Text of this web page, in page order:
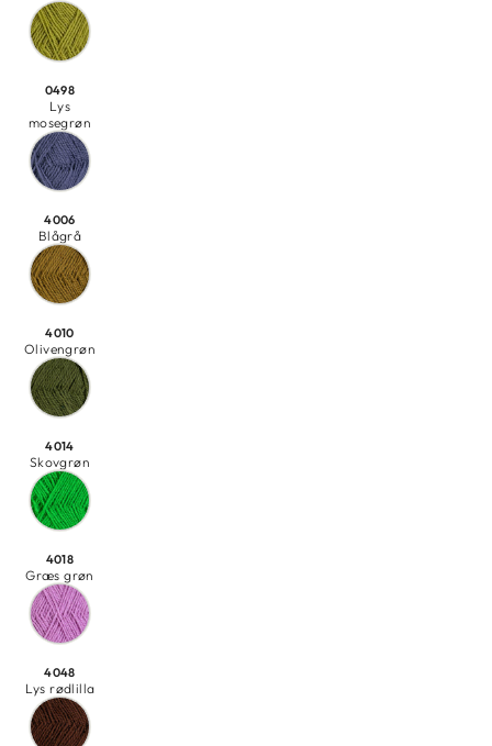
0498
Lys
mosegrøn
4006
Blågrå
4010
Olivengrøn
4014
Skovgrøn
4018
Græs grøn
4048
Lys rødlilla